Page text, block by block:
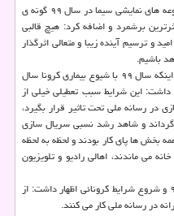
رئیس صداوسیما در آیین تجلیل از عوامل مجموعه های نمایشی سیما در سال ۹۹ گونه ی
برشمرد و اضافه کرد: هیچ قالبی
و ترسیم آینده زیبا و متعالی اثرگذار
باشیم.
رئیس سازمان صداوسیما در این آیین با اعلان اینکه سال ۹۹ با شیوع بیماری کرونا سال
اظهار داشت: این شرایط سبب تعطیلی خیلی از
رسانه ملی تحت تاثیر قرار بگیرد،
و شاهد رشد نسبی سریال سازی
بخش ها پای کار بودند و لحظه به لحظه
می ماندند، اهالی رادیو و تلویزیون
علی عسکری با یادآوری روزهای پایانی سال ۹۸ و شروع شرایط کرونائی اظهار داشت: از
در رسانه ملی کار می کنند.